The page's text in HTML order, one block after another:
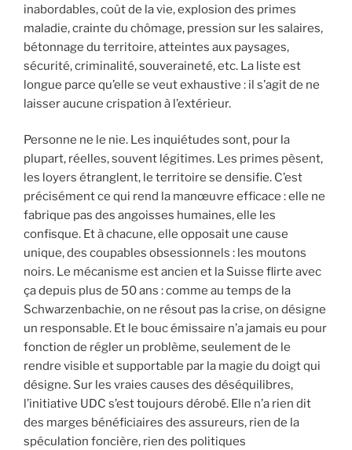
inabordables, coût de la vie, explosion des primes
maladie, crainte du chômage, pression sur les salaires,
bétonnage du territoire, atteintes aux paysages,
sécurité, criminalité, souveraineté, etc. La liste est
longue parce qu’elle se veut exhaustive : il s’agit de ne
laisser aucune crispation à l’extérieur.
Personne ne le nie. Les inquiétudes sont, pour la
plupart, réelles, souvent légitimes. Les primes pèsent,
les loyers étranglent, le territoire se densifie. C’est
précisément ce qui rend la manœuvre efficace : elle ne
fabrique pas des angoisses humaines, elle les
confisque. Et à chacune, elle opposait une cause
unique, des coupables obsessionnels : les moutons
noirs. Le mécanisme est ancien et la Suisse flirte avec
ça depuis plus de 50 ans : comme au temps de la
Schwarzenbachie, on ne résout pas la crise, on désigne
un responsable. Et le bouc émissaire n’a jamais eu pour
fonction de régler un problème, seulement de le
rendre visible et supportable par la magie du doigt qui
désigne. Sur les vraies causes des déséquilibres,
l’initiative UDC s’est toujours dérobé. Elle n’a rien dit
des marges bénéficiaires des assureurs, rien de la
spéculation foncière, rien des politiques